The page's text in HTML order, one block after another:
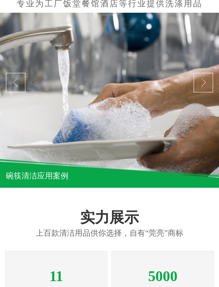
碗筷清洁应用案例
实力展示
上百款清洁用品供你选择，自有“莞亮”商标
11 5000